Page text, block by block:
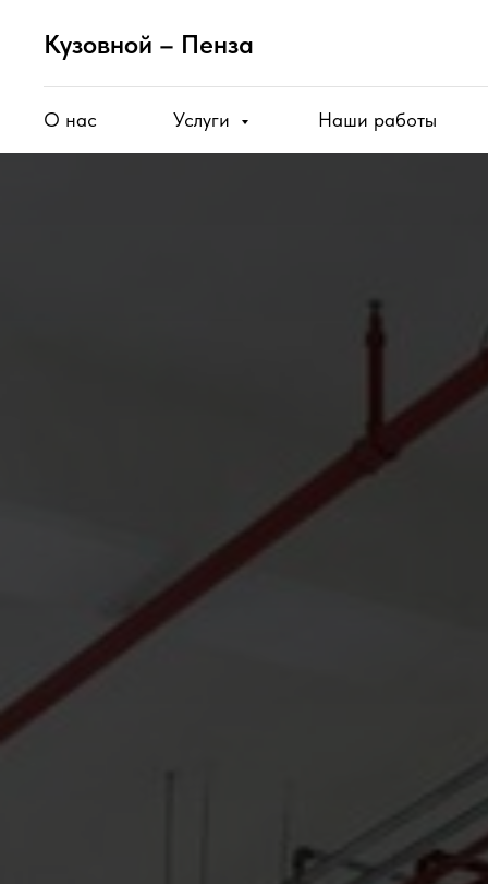
Кузовной – Пенза
О нас Услуги Наши работы